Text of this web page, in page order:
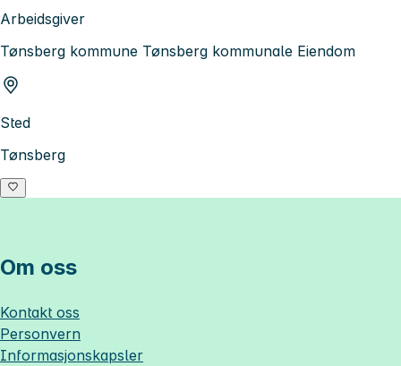
Arbeidsgiver
Tønsberg kommune Tønsberg kommunale Eiendom
Sted
Tønsberg
Om oss
Kontakt oss
Personvern
Informasjonskapsler